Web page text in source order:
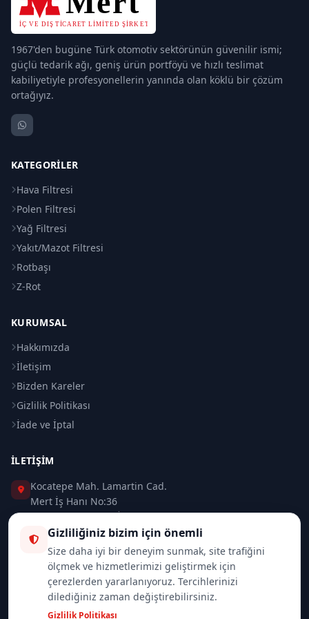
1967'den bugüne Türk otomotiv sektörünün güvenilir ismi;
güçlü tedarik ağı, geniş ürün portföyü ve hızlı teslimat
kabiliyetiyle profesyonellerin yanında olan köklü bir çözüm
ortağıyız.
KATEGORILER
Hava Filtresi
Polen Filtresi
Yağ Filtresi
Yakıt/Mazot Filtresi
Rotbaşı
Z-Rot
KURUMSAL
Hakkımızda
İletişim
Bizden Kareler
Gizlilik Politikası
İade ve İptal
İLETIŞIM
Kocatepe Mah. Lamartin Cad.
Mert İş Hanı No:36
Taksim / Beyoğlu / İSTANBUL
0 (212) 235 37 83
0 (532) 418 08 46
info@merttrade.com
Gizliliğiniz bizim için önemli
Size daha iyi bir deneyim sunmak, site trafiğini
ölçmek ve hizmetlerimizi geliştirmek için
çerezlerden yararlanıyoruz. Tercihlerinizi
dilediğiniz zaman değiştirebilirsiniz.
Gizlilik Politikası